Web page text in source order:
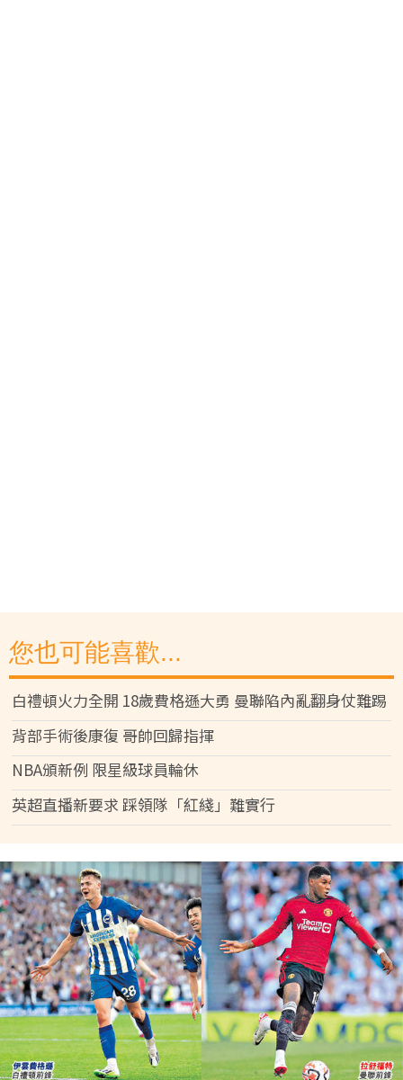
您也可能喜歡...
白禮頓火力全開 18歲費格遜大勇 曼聯陷內亂翻身仗難踢
背部手術後康復 哥帥回歸指揮
NBA頒新例 限星級球員輪休
英超直播新要求 踩領隊「紅綫」難實行